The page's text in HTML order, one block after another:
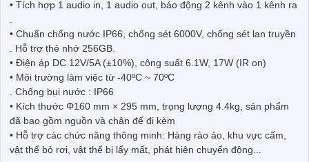
• Tích hợp 1 audio in, 1 audio out, báo động 2 kênh vào 1 kênh ra
.
• Chuẩn chống nước IP66, chống sét 6000V, chống sét lan truyền
. Hỗ trợ thẻ nhớ 256GB.
• Điện áp DC 12V/5A (±10%), công suất 6.1W, 17W (IR on)
• Môi trường làm việc từ -40ºC ~ 70ºC
. Chống bụi nước : IP66
• Kích thước Φ160 mm × 295 mm, trọng lượng 4.4kg, sản phẩm
đã bao gồm nguồn và chân đế đi kèm
• Hỗ trợ các chức năng thông minh: Hàng rào ảo, khu vực cấm,
vật thể bỏ rơi, vật thể bị lấy mất, phát hiện chuyển động...